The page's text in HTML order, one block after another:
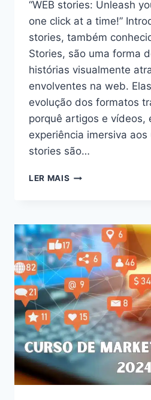
“WEB stories: Unleash
one click at a time!”
stories, também
Stories, são uma forma
histórias visualmente
envolventes na web.
evolução dos formatos
porquê artigos e vídeos,
experiência imersiva aos
stories são…
LER MAIS DESVENDE
WEB
STORIES:
AUMENTE
O
ENGAJAMENTO
E
CONQUISTE
SEU
PÚBLICO
EM
2024!